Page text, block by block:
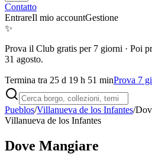
Contatto
EntrareIl mio accountGestione
✨
Prova il Club gratis per 7 giorni · Poi
31 agosto.
Termina tra 25 d 19 h 51 minProva 7
Pueblos/Villanueva de los Infantes/
Villanueva de los Infantes
Dove Mangiare